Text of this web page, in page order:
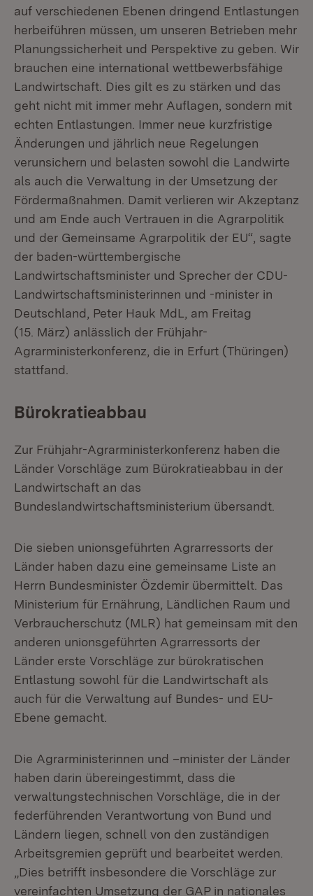
auf verschiedenen Ebenen dringend Entlastungen
herbeiführen müssen, um unseren Betrieben mehr
Planungssicherheit und Perspektive zu geben. Wir
brauchen eine international wettbewerbsfähige
Landwirtschaft. Dies gilt es zu stärken und das
geht nicht mit immer mehr Auflagen, sondern mit
echten Entlastungen. Immer neue kurzfristige
Änderungen und jährlich neue Regelungen
verunsichern und belasten sowohl die Landwirte
als auch die Verwaltung in der Umsetzung der
Fördermaßnahmen. Damit verlieren wir Akzeptanz
und am Ende auch Vertrauen in die Agrarpolitik
und der Gemeinsame Agrarpolitik der EU“, sagte
der baden-württembergische
Landwirtschaftsminister und Sprecher der CDU-
Landwirtschaftsministerinnen und -minister in
Deutschland, Peter Hauk MdL, am Freitag
(15. März) anlässlich der Frühjahr-
Agrarministerkonferenz, die in Erfurt (Thüringen)
stattfand.
Bürokratieabbau
Zur Frühjahr-Agrarministerkonferenz haben die
Länder Vorschläge zum Bürokratieabbau in der
Landwirtschaft an das
Bundeslandwirtschaftsministerium übersandt.
Die sieben unionsgeführten Agrarressorts der
Länder haben dazu eine gemeinsame Liste an
Herrn Bundesminister Özdemir übermittelt. Das
Ministerium für Ernährung, Ländlichen Raum und
Verbraucherschutz (MLR) hat gemeinsam mit den
anderen unionsgeführten Agrarressorts der
Länder erste Vorschläge zur bürokratischen
Entlastung sowohl für die Landwirtschaft als
auch für die Verwaltung auf Bundes- und EU-
Ebene gemacht.
Die Agrarministerinnen und –minister der Länder
haben darin übereingestimmt, dass die
verwaltungstechnischen Vorschläge, die in der
federführenden Verantwortung von Bund und
Ländern liegen, schnell von den zuständigen
Arbeitsgremien geprüft und bearbeitet werden.
„Dies betrifft insbesondere die Vorschläge zur
vereinfachten Umsetzung der GAP in nationales